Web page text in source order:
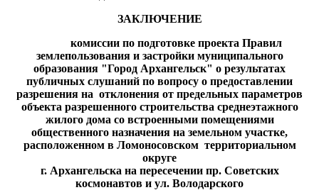
ЗАКЛЮЧЕНИЕ
комиссии по подготовке проекта Правил
землепользования и застройки муниципального
образования "Город Архангельск" о результатах
публичных слушаний по вопросу о предоставлении
разрешения на отклонения от предельных параметров
объекта разрешенного строительства среднеэтажного
жилого дома со встроенными помещениями
общественного назначения на земельном участке,
расположенном в Ломоносовском территориальном
округе
г. Архангельска на пересечении пр. Советских
космонавтов и ул. Володарского